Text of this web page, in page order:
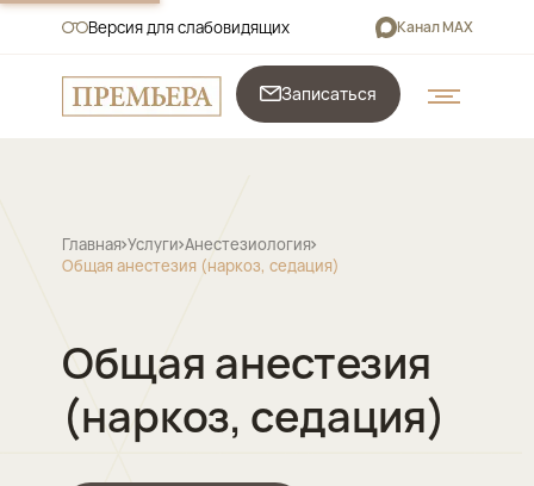
Версия для слабовидящих Канал MAX
Записаться
Главная Услуги Анестезиология
Общая анестезия (наркоз, седация)
Общая анестезия
(наркоз, седация)